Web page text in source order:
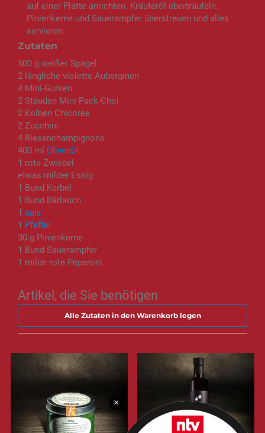
Zutaten
500 g weißer Spagel
2 längliche violette Auberginen
4 Mini-Gurken
2 Stauden Mini-Pack-Choi
2 Kolben Chicoree
2 Zucchini
4 Riesenchampignons
400 ml Olivenöl
1 rote Zwiebel
etwas milder Essig
1 Bund Kerbel
1 Bund Bärlauch
1 salz
1 Pfeffer
30 g Pinienkerne
1 Bund Sauerampfer
1 milde rote Peperoni
auf einer Platte anrichten. Kräuteröl überträufeln.
Pinienkerne und Sauerampfer überstreuen und alles
servieren.
Artikel, die Sie benötigen
Alle Zutaten in den Warenkorb legen
×